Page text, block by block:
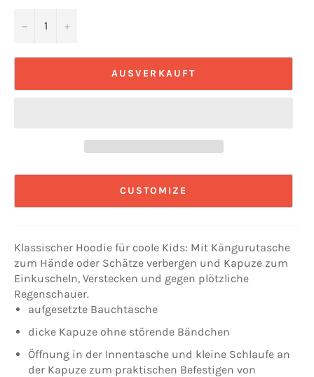
− +
AUSVERKAUFT
CUSTOMIZE
Klassischer Hoodie für coole Kids: Mit Kängurutasche
zum Hände oder Schätze verbergen und Kapuze zum
Einkuscheln, Verstecken und gegen plötzliche
Regenschauer.
aufgesetzte Bauchtasche
dicke Kapuze ohne störende Bändchen
Öffnung in der Innentasche und kleine Schlaufe an
der Kapuze zum praktischen Befestigen von